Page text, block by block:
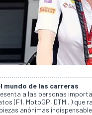
mundo de las carreras
a las personas
(F1, MotoGP, DTM...) que
anónimas